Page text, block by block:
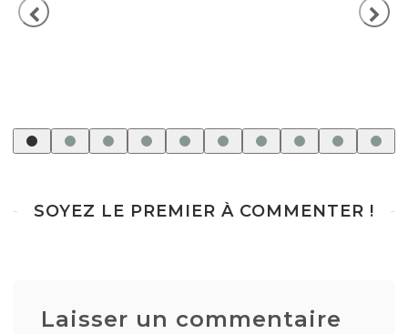
SOYEZ LE PREMIER À COMMENTER !
Laisser un commentaire